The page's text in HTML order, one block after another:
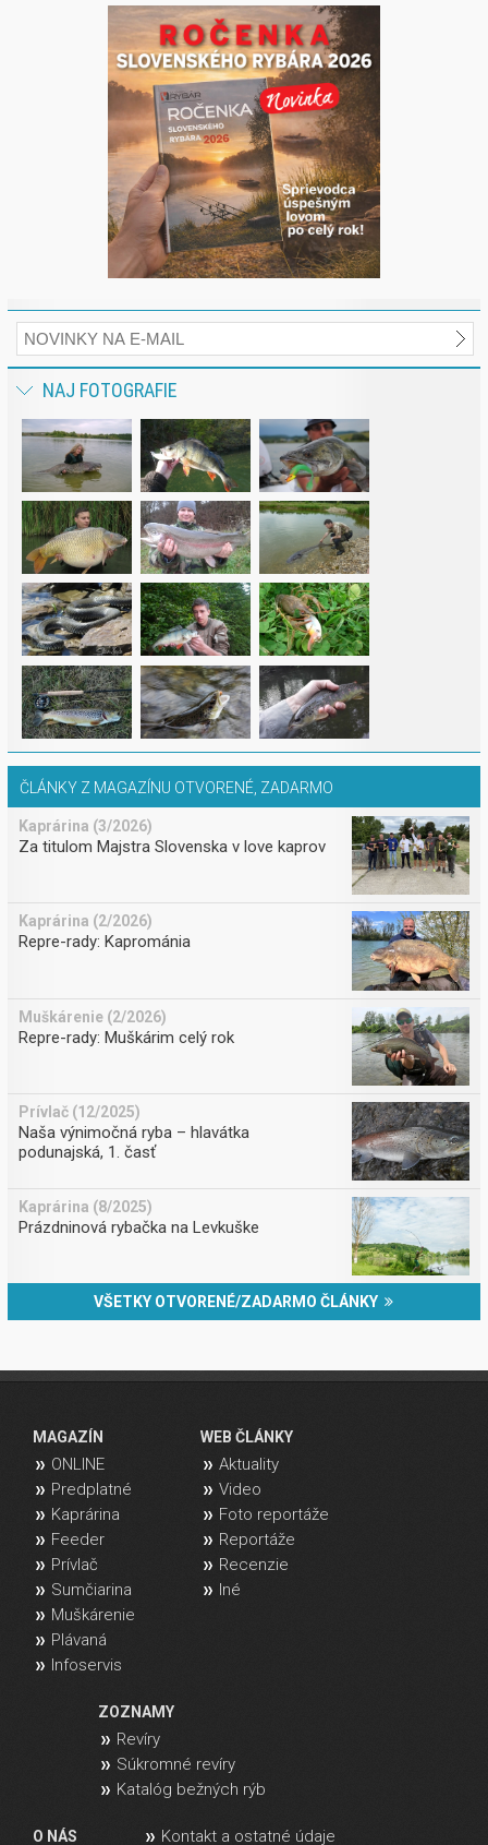
NAJ FOTOGRAFIE
ČLÁNKY Z MAGAZÍNU OTVORENÉ, ZADARMO
Kaprárina (3/2026)
Za titulom Majstra Slovenska v love kaprov
Kaprárina (2/2026)
Repre-rady: Kaprománia
Muškárenie (2/2026)
Repre-rady: Muškárim celý rok
Prívlač (12/2025)
Naša výnimočná ryba – hlavátka
podunajská, 1. časť
Kaprárina (8/2025)
Prázdninová rybačka na Levkuške
VŠETKY OTVORENÉ/ZADARMO ČLÁNKY
MAGAZÍN
ONLINE
Predplatné
Kaprárina
Feeder
Prívlač
Sumčiarina
Muškárenie
Plávaná
Infoservis
WEB ČLÁNKY
Aktuality
Video
Foto reportáže
Reportáže
Recenzie
Iné
ZOZNAMY
Revíry
Súkromné revíry
Katalóg bežných rýb
O NÁS Kontakt a ostatné údaje